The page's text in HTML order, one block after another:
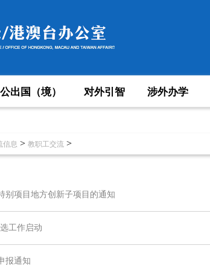
出国（境） 对外引智 涉外办学
信息 > 教职工交流 >
别项目地方创新子项目的通知
工作启动
报通知